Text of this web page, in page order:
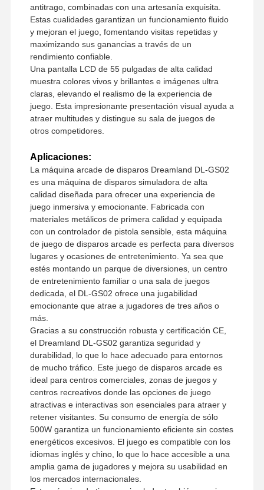
Visita A La
Fábrica
Control De
Calidad
Contacto Noticias
Todos Los
Casos
Solicitar Una
Cotización
Máquina de juego de carreras de coches
máquina de juego de disparos
Máquina de juego del rescate del boleto
Máquina de juego de la garra
máquina de juego para empujar monedas
Equipo de juegos suave
Simulador de juegos de motocicleta
Simulador de VR 360
Cine de VR
coche de parachoques
Simulador de carreras de autos VR
antitrago, combinadas con una artesanía exquisita.
Estas cualidades garantizan un funcionamiento fluido
y mejoran el juego, fomentando visitas repetidas y
maximizando sus ganancias a través de un
rendimiento confiable.
Una pantalla LCD de 55 pulgadas de alta calidad
muestra colores vivos y brillantes e imágenes ultra
claras, elevando el realismo de la experiencia de
juego. Esta impresionante presentación visual ayuda a
atraer multitudes y distingue su sala de juegos de
otros competidores.
Aplicaciones:
La máquina arcade de disparos Dreamland DL-GS02
es una máquina de disparos simuladora de alta
calidad diseñada para ofrecer una experiencia de
juego inmersiva y emocionante. Fabricada con
materiales metálicos de primera calidad y equipada
con un controlador de pistola sensible, esta máquina
de juego de disparos arcade es perfecta para diversos
lugares y ocasiones de entretenimiento. Ya sea que
estés montando un parque de diversiones, un centro
de entretenimiento familiar o una sala de juegos
dedicada, el DL-GS02 ofrece una jugabilidad
emocionante que atrae a jugadores de tres años o
más.
Gracias a su construcción robusta y certificación CE,
el Dreamland DL-GS02 garantiza seguridad y
durabilidad, lo que lo hace adecuado para entornos
de mucho tráfico. Este juego de disparos arcade es
ideal para centros comerciales, zonas de juegos y
centros recreativos donde las opciones de juego
atractivas e interactivas son esenciales para atraer y
retener visitantes. Su consumo de energía de sólo
500W garantiza un funcionamiento eficiente sin costes
energéticos excesivos. El juego es compatible con los
idiomas inglés y chino, lo que lo hace accesible a una
amplia gama de jugadores y mejora su usabilidad en
los mercados internacionales.